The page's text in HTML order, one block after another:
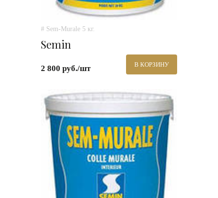
# Sem-Murale 5 кг.
Semin
2 800 руб./шт В КОРЗИНУ